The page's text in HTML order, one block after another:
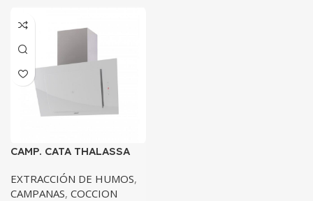
CAMP. CATA THALASSA
02159006
EXTRACCIÓN DE HUMOS,
CAMPANAS, COCCION